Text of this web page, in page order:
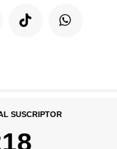
SUSCRIPTOR